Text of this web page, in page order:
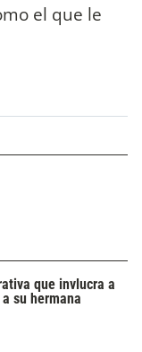
el que le
que invlucra a
su hermana